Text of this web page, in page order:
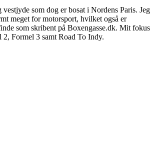
vestjyde som dog er bosat i Nordens Paris. Jeg
meget for motorsport, hvilket også er
som skribent på Boxengasse.dk. Mit fokus
Formel 3 samt Road To Indy.